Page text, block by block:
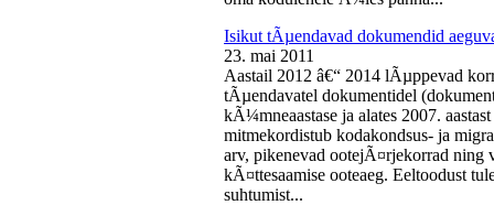
Isikut tÃµendavad dokumendid
23. mai 2011
Aastail 2012 â€“ 2014 lÃµppevad
tÃµendavatel dokumentidel
kÃ¼mneaastase ja alates 2007.
mitmekordistub kodakondsus- ja
arv, pikenevad ootejÃ¤rjekorrad ning
kÃ¤ttesaamise ooteaeg. Eeltoodust
suhtumist...